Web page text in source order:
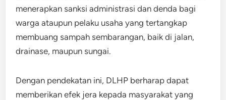
menerapkan sanksi administrasi dan denda bagi
warga ataupun pelaku usaha yang tertangkap
membuang sampah sembarangan, baik di jalan,
drainase, maupun sungai.
Dengan pendekatan ini, DLHP berharap dapat
memberikan efek jera kepada masyarakat yang